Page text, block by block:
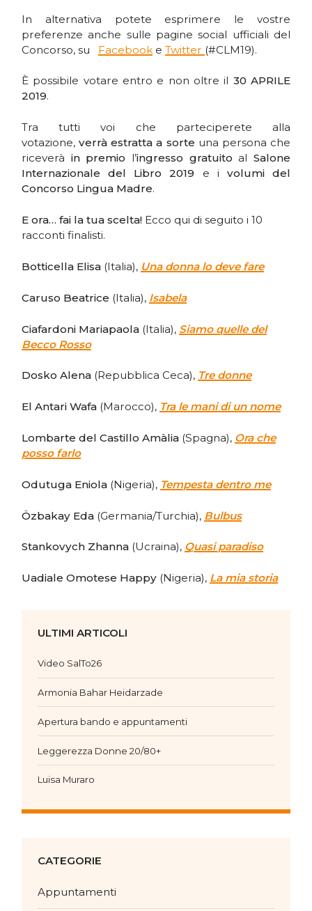
In alternativa potete esprimere le vostre
preferenze anche sulle pagine social ufficiali del
Concorso, su Facebook eTwitter (#CLM19).
È possibile votare entro e non oltre il 30 APRILE
2019.
Tra tutti voi che parteciperete alla
votazione,verrà estratta a sorte una persona che
riceverà in premio l’ingresso gratuito al Salone
Internazionale del Libro 2019 e i volumi del
Concorso Lingua Madre.
E ora… fai la tua scelta! Ecco qui di seguito i 10
racconti finalisti.
Botticella Elisa (Italia), Una donna lo deve fare
Caruso Beatrice (Italia), Isabela
Ciafardoni Mariapaola (Italia), Siamo quelle del
Becco Rosso
Dosko Alena (Repubblica Ceca), Tre donne
El Antari Wafa (Marocco), Tra le mani di un nome
Lombarte del Castillo Amàlia (Spagna), Ora che
posso farlo
Odutuga Eniola (Nigeria), Tempesta dentro me
Özbakay Eda (Germania/Turchia), Bulbus
Stankovych Zhanna (Ucraina), Quasi paradiso
Uadiale Omotese Happy (Nigeria), La mia storia
ULTIMI ARTICOLI
Video SalTo26
Armonia Bahar Heidarzade
Apertura bando e appuntamenti
Leggerezza Donne 20/80+
Luisa Muraro
CATEGORIE
Appuntamenti